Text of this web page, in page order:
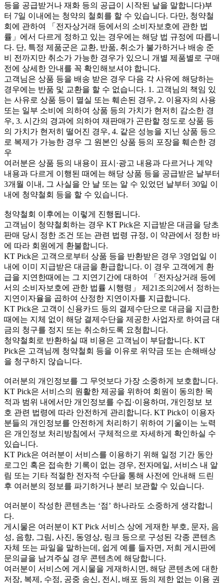
등을 공급받거나 재화 등의 공급이 시작된 날을 말합니다)부
터 7일 이내에는 청약의 철회를 할 수 있습니다. 다만, 청약철
회에 관하여 「전자상거래 등에서의 소비자보호에 관한 법
률」에서 다르게 정하고 있는 경우에는 해당 법 규정에 따릅니
다. 단, 특정 제품군은 교환, 반품, 취소가 불가하거나 배송 준
비 전까지만 취소가 가능한 경우가 있으니 개별 제품별로 구매
전에 상세한 안내를 꼭 확인해보셔야 합니다.
고객님은 상품 등을 배송 받은 경우 다음 각 사유에 해당하는
경우에는 반품 및 교환을 할 수 없습니다. 1. 고객님의 책임 있
는 사유로 상품 등이 멸실 또는 훼손된 경우, 2. 이용자의 사용
또는 일부 소비에 의하여 상품 등의 가치가 현저히 감소한 경
우, 3. 시간의 경과에 의하여 재판매가 곤란할 정도로 상품 등
의 가치가 현저히 떨어진 경우, 4. 같은 성능을 지닌 상품 등으
로 복제가 가능한 경우 그 원본인 상품 등의 포장을 훼손한 경
우
여러분은 상품 등의 내용이 표시·광고 내용과 다르거나 계약
내용과 다르게 이행된 때에는 해당 상품 등을 공급받은 날부터
3개월 이내, 그 사실을 안 날 또는 알 수 있었던 날부터 30일 이
내에 청약철회 등을 할 수 있습니다.
청약철회 이후에는 이렇게 진행됩니다.
고객님이 청약철회하는 경우 KT Pick은 지급받은 대금을 당초
판매 당시 정한 조건 또는 관련 법령 규정, 이 약관에서 정한 바
에 따라 회원에게 환불합니다.
KT Pick은 고객으로부터 상품 등을 반환받은 경우 3영업일 이
내에 이미 지급받은 대금을 환급합니다. 이 경우 고객에게 환
급을 지연한때에는 그 지연기간에 대하여 「전자상거래 등에
서의 소비자보호에 관한 법률 시행령」 제21조의2에서 정하는
지연이자율을 곱하여 산정한 지연이자를 지급합니다.
KT Pick은 고객이 신용카드 등의 결제수단으로 대금을 지급한
때에는 지체 없이 해당 결제수단을 제공한 사업자로 하여금 대
금의 청구를 정지 또는 취소하도록 요청합니다.
청약철회로 반환하실 때 비용은 고객님이 부담합니다. KT
Pick은 고객님께 청약철회 등을 이유로 위약금 또는 손해배상
을 청구하지 않습니다.
여러분의 개인정보를 그 무엇보다 가장 소중하게 보호합니다.
KT Pick은 서비스의 원활한 제공을 위하여 회원이 동의한 목
적과 범위 내에서만 개인정보를 수집·이용하며, 개인정보 보
호 관련 법령에 따라 안전하게 관리합니다. KT Pick이 이용자
분들의 개인정보를 안전하게 처리하기 위하여 기울이는 노력
은 개인정보 처리방침에서 구체적으로 자세하게 확인하실 수
있습니다.
KT Pick은 여러분이 서비스를 이용하기 위해 일정 기간 동안
로그인 혹은 접속한 기록이 없는 경우, 전자메일, 서비스 내 알
림 또는 기타 적절한 전자적 수단을 통해 사전에 안내해 드린
후 여러분의 정보를 파기하거나 분리 보관할 수 있습니다.
여러분이 작성한 콘텐츠는 ‘점’ 하나라도 소중하게 생각합니
다.
게시물은 여러분이 KT Pick 서비스 상에 게재한 부호, 문자, 음
성, 음향, 그림, 사진, 동영상, 링크 등으로 구성된 각종 콘텐츠
자체 또는 파일을 말하는데, 쉽게 예를 들자면, 저희 게시판에
문의글을 남겨주실 경우 콘텐츠에 해당합니다.
여러분이 서비스에 게시물을 게재하시면, 해당 콘텐츠에 대한
저장, 복제, 수정, 공중 송신, 전시, 배포 등의 제한 없는 이용 권